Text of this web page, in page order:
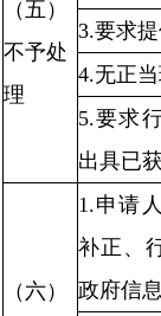
（五）
不予处
理
3.要求
4.无正
5.要求
出具已
（六）
1.申请
补正、
政府信